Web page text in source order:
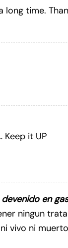
long time.
it UP
en
ningun
vivo ni